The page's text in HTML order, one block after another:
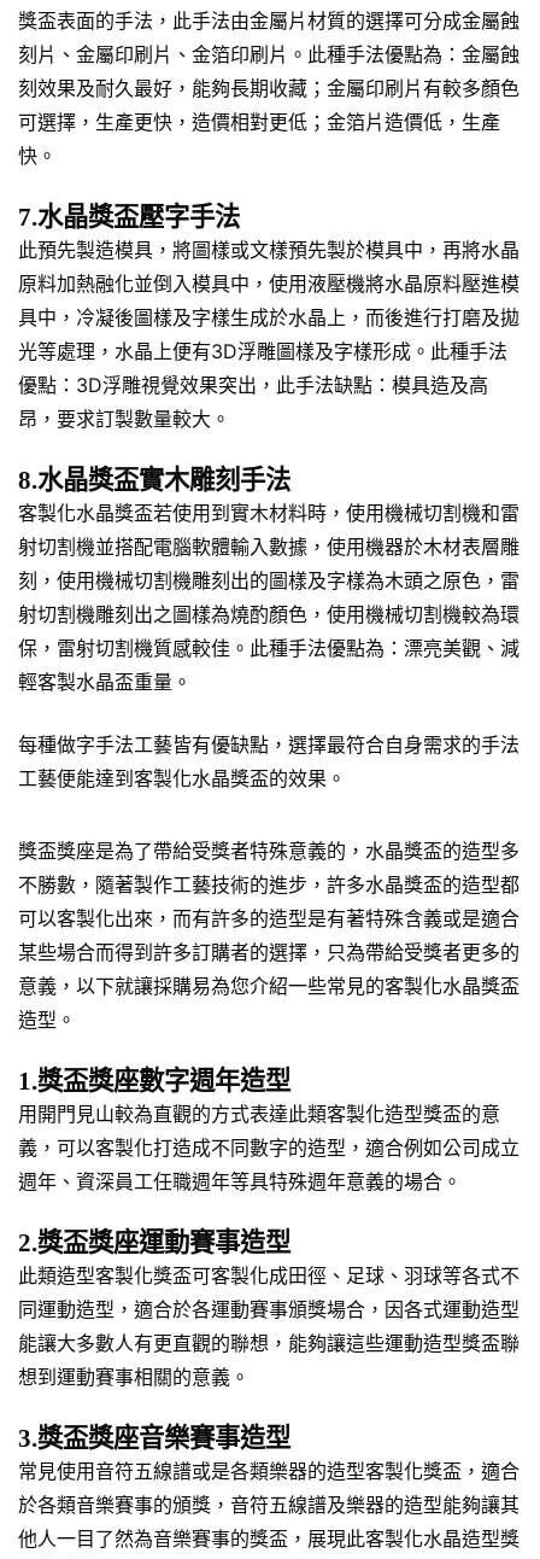
獎盃表面的手法，此手法由金屬片材質的選擇可分成金屬蝕
刻片、金屬印刷片、金箔印刷片。此種手法優點為：金屬蝕
刻效果及耐久最好，能夠長期收藏；金屬印刷片有較多顏色
可選擇，生產更快，造價相對更低；金箔片造價低，生產
快。
7.水晶獎盃壓字手法
此預先製造模具，將圖樣或文樣預先製於模具中，再將水晶
原料加熱融化並倒入模具中，使用液壓機將水晶原料壓進模
具中，冷凝後圖樣及字樣生成於水晶上，而後進行打磨及拋
光等處理，水晶上便有3D浮雕圖樣及字樣形成。此種手法
優點：3D浮雕視覺效果突出，此手法缺點：模具造及高
昂，要求訂製數量較大。
8.水晶獎盃實木雕刻手法
客製化水晶獎盃若使用到實木材料時，使用機械切割機和雷
射切割機並搭配電腦軟體輸入數據，使用機器於木材表層雕
刻，使用機械切割機雕刻出的圖樣及字樣為木頭之原色，雷
射切割機雕刻出之圖樣為燒酌顏色，使用機械切割機較為環
保，雷射切割機質感較佳。此種手法優點為：漂亮美觀、減
輕客製水晶盃重量。
每種做字手法工藝皆有優缺點，選擇最符合自身需求的手法
工藝便能達到客製化水晶獎盃的效果。
獎盃獎座是為了帶給受獎者特殊意義的，水晶獎盃的造型多
不勝數，隨著製作工藝技術的進步，許多水晶獎盃的造型都
可以客製化出來，而有許多的造型是有著特殊含義或是適合
某些場合而得到許多訂購者的選擇，只為帶給受獎者更多的
意義，以下就讓採購易為您介紹一些常見的客製化水晶獎盃
造型。
1.獎盃獎座數字週年造型
用開門見山較為直觀的方式表達此類客製化造型獎盃的意
義，可以客製化打造成不同數字的造型，適合例如公司成立
週年、資深員工任職週年等具特殊週年意義的場合。
2.獎盃獎座運動賽事造型
此類造型客製化獎盃可客製化成田徑、足球、羽球等各式不
同運動造型，適合於各運動賽事頒獎場合，因各式運動造型
能讓大多數人有更直觀的聯想，能夠讓這些運動造型獎盃聯
想到運動賽事相關的意義。
3.獎盃獎座音樂賽事造型
常見使用音符五線譜或是各類樂器的造型客製化獎盃，適合
於各類音樂賽事的頒獎，音符五線譜及樂器的造型能夠讓其
他人一目了然為音樂賽事的獎盃，展現此客製化水晶造型獎